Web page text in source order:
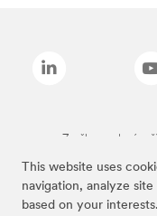
This website uses
navigation, analyze
based on your interests.
Značky uvedené